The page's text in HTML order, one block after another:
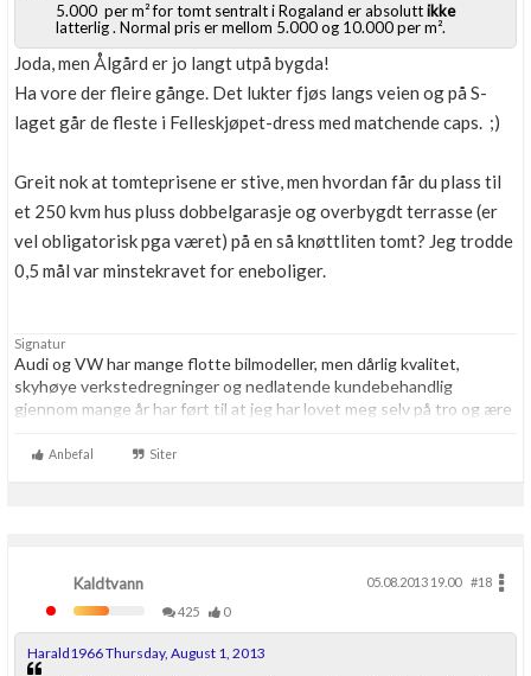
5.000 per m² for tomt sentralt i Rogaland er absoluttikke
latterlig . Normal pris er mellom 5.000 og 10.000 per m².
Joda, men Ålgård er jo langt utpå bygda!
Ha vore der fleire gånge. Det lukter fjøs langs veien og på S-
laget går de fleste i Felleskjøpet-dress med matchende caps. ;)
Greit nok at tomteprisene er stive, men hvordan får du plass til
et 250 kvm hus pluss dobbelgarasje og overbygdt terrasse (er
vel obligatorisk pga været) på en så knøttliten tomt? Jeg trodde
0,5 mål var minstekravet for eneboliger.
Signatur
Audi og VW har mange flotte bilmodeller, men dårlig kvalitet,
skyhøye verkstedregninger og nedlatende kundebehandlig
gjennom mange år har ført til at jeg har lovet meg selv på tro og ære
Aldri.Anbefal Siter
Kaldtvann 05.08.2013 19.00
#18
425
0
Harald1966 Thursday, August 1, 2013